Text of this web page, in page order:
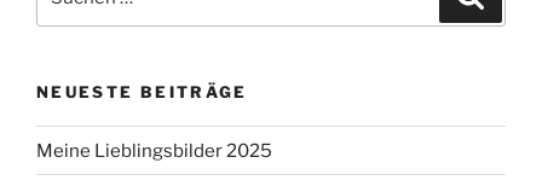
nach:
NEUESTE BEITRÄGE
Meine Lieblingsbilder 2025